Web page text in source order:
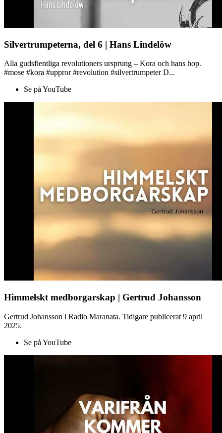
Silvertrumpeterna, del 6 | Hans Lindelöw
Alla gudsfientliga revolutioners ursprung – Kora och hans hop.
#mose #kora #uppror #revolution #silvertrumpeter D...
Se på YouTube
Himmelskt medborgarskap | Gertrud Johansson
Gertrud Johansson i Radio Maranata. Tidigare publicerat 9 april
2025.
Se på YouTube